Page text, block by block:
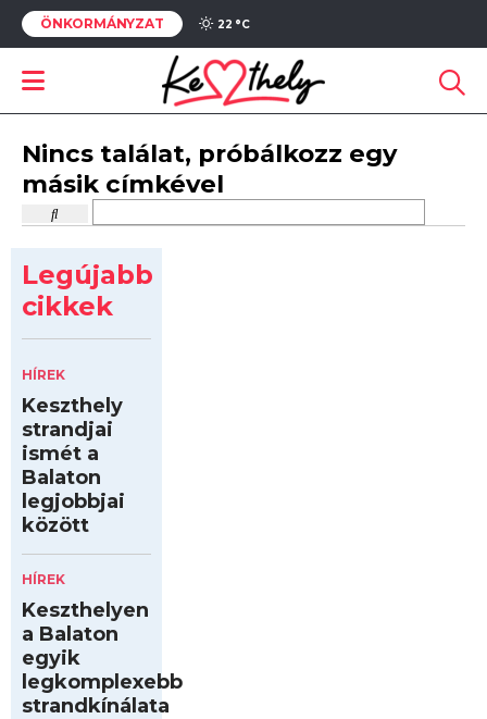
ÖNKORMÁNYZAT 22 °C
Nincs találat, próbálkozz egy
másik címkével
Legújabb
cikkek
HÍREK
Keszthely
strandjai
ismét a
Balaton
legjobbjai
között
HÍREK
Keszthelyen
a Balaton
egyik
legkomplexebb
strandkínálata